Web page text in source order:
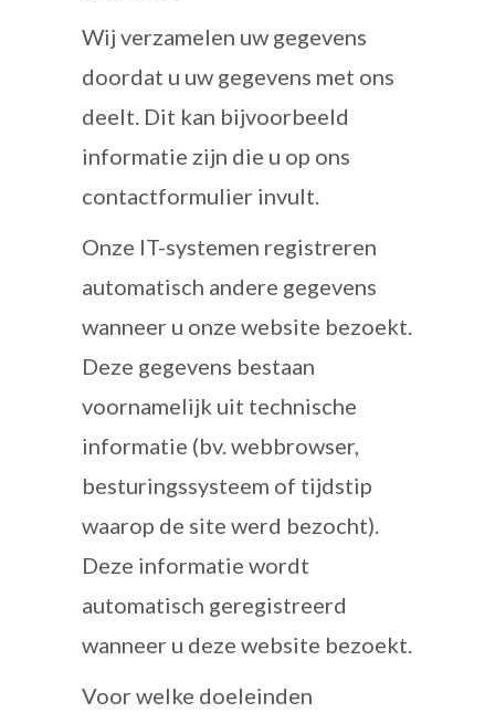
Wij verzamelen uw gegevens
doordat u uw gegevens met ons
deelt. Dit kan bijvoorbeeld
informatie zijn die u op ons
contactformulier invult.
Onze IT-systemen registreren
automatisch andere gegevens
wanneer u onze website bezoekt.
Deze gegevens bestaan
voornamelijk uit technische
informatie (bv. webbrowser,
besturingssysteem of tijdstip
waarop de site werd bezocht).
Deze informatie wordt
automatisch geregistreerd
wanneer u deze website bezoekt.
Voor welke doeleinden